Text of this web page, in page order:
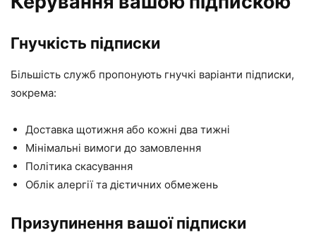
Гнучкість підписки
Більшість служб пропонують гнучкі варіанти підписки,
зокрема:
Доставка щотижня або кожні два тижні
Мінімальні вимоги до замовлення
Політика скасування
Облік алергії та дієтичних обмежень
Призупинення вашої підписки